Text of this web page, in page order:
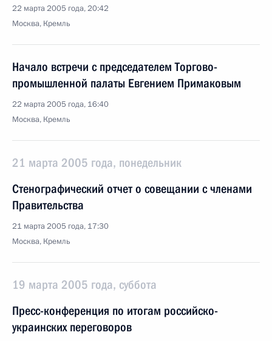
22 марта 2005 года, 20:42
Москва, Кремль
Начало встречи с председателем Торгово-
промышленной палаты Евгением Примаковым
22 марта 2005 года, 16:40
Москва, Кремль
21 марта 2005 года, понедельник
Стенографический отчет о совещании с членами
Правительства
21 марта 2005 года, 17:30
Москва, Кремль
19 марта 2005 года, суббота
Пресс-конференция по итогам российско-
украинских переговоров